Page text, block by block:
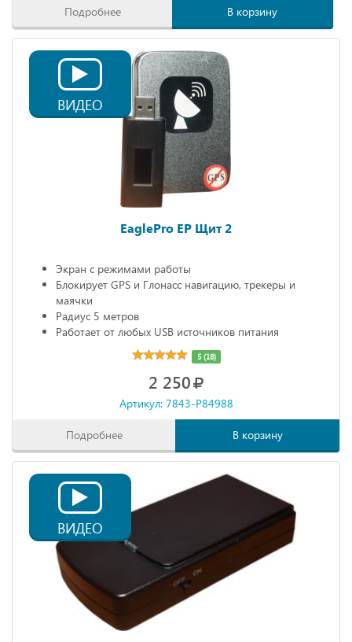
Подробнее В корзину
ВИДЕО
EaglePro EP Щит 2
Экран с режимами работы
Блокирует GPS и Глонасс навигацию, трекеры и
маячки
Радиус 5 метров
Работает от любых USB источников питания
Габариты: 68х20х10 мм
5 (18)
2 250
Артикул: 7843-P84988
Подробнее В корзину
ВИДЕО